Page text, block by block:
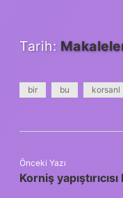
Tarih:
bir bu korsanl
Önceki Yazı
Korniş